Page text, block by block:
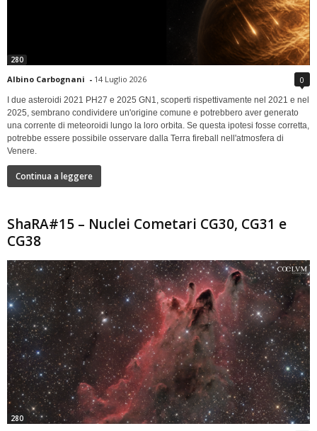
280
Albino Carbognani - 14 Luglio 2026 0
I due asteroidi 2021 PH27 e 2025 GN1, scoperti rispettivamente nel 2021 e nel
2025, sembrano condividere un'origine comune e potrebbero aver generato
una corrente di meteoroidi lungo la loro orbita. Se questa ipotesi fosse corretta,
potrebbe essere possibile osservare dalla Terra fireball nell'atmosfera di
Venere.
Continua a leggere
ShaRA#15 – Nuclei Cometari CG30, CG31 e
CG38
280